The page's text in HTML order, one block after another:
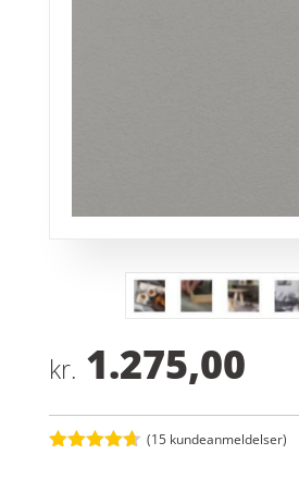
kr. 1.275,00
(15 kundeanmeldelser)